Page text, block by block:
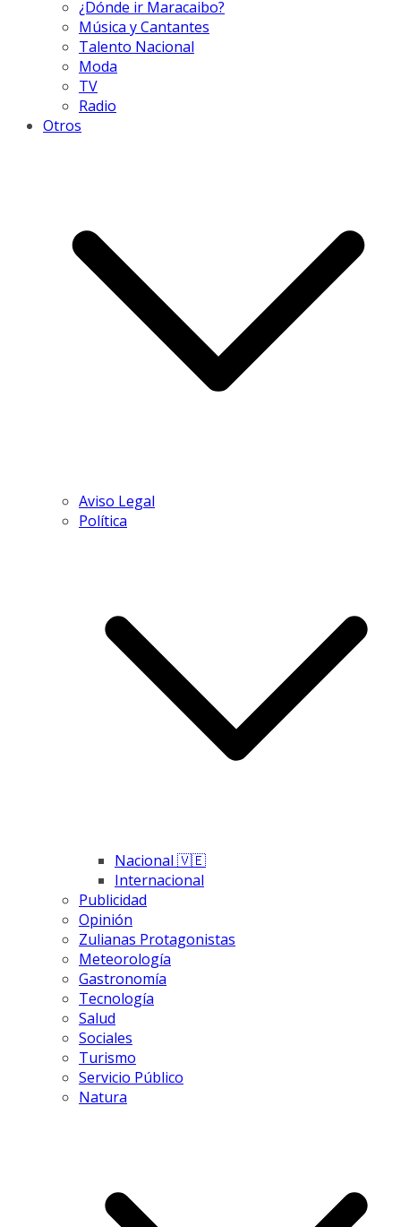
¿Dónde ir Maracaibo?
Música y Cantantes
Talento Nacional
Moda
TV
Radio
Otros
Aviso Legal
Política
Nacional 🇻🇪
Internacional
Publicidad
Opinión
Zulianas Protagonistas
Meteorología
Gastronomía
Tecnología
Salud
Sociales
Turismo
Servicio Público
Natura